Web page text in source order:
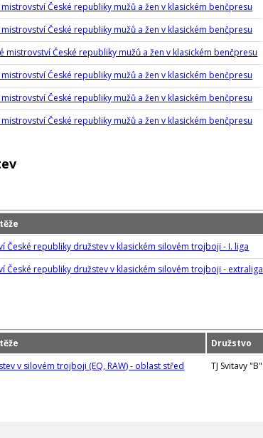
České republiky mužů a žen v klasickém benčpresu
České republiky mužů a žen v klasickém benčpresu
mistrovství České republiky mužů a žen v klasickém benčpresu
České republiky mužů a žen v klasickém benčpresu
České republiky mužů a žen v klasickém benčpresu
České republiky mužů a žen v klasickém benčpresu
České republiky družstev v klasickém silovém trojboji - I. liga
České republiky družstev v klasickém silovém trojboji - extraliga
Družstvo
v silovém trojboji (EQ, RAW) - oblast střed TJ Svitavy "B"